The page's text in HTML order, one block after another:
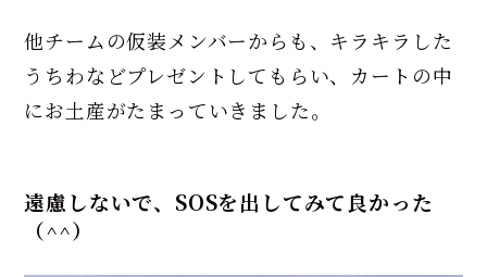
他チームの仮装メンバーからも、キラキラした
うちわなどプレゼントしてもらい、カートの中
にお土産がたまっていきました。
遠慮しないで、SOSを出してみて良かった
（^^）